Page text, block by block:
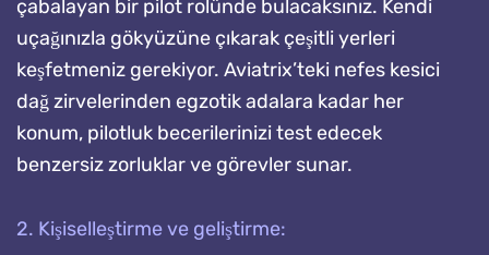
çabalayan bir pilot rolünde bulacaksınız. Kendi
uçağınızla gökyüzüne çıkarak çeşitli yerleri
keşfetmeniz gerekiyor. Aviatrix’teki nefes kesici
dağ zirvelerinden egzotik adalara kadar her
konum, pilotluk becerilerinizi test edecek
benzersiz zorluklar ve görevler sunar.
2. Kişiselleştirme ve geliştirme: